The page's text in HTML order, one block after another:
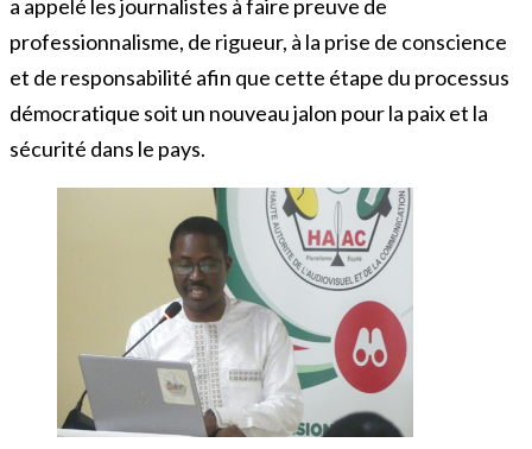
a appelé les journalistes à faire preuve de
professionnalisme, de rigueur, à la prise de conscience
et de responsabilité afin que cette étape du processus
démocratique soit un nouveau jalon pour la paix et la
sécurité dans le pays.